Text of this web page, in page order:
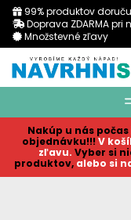
99% produktov
Doprava ZDARMA
Množstevné zľavy
Nakúp u nás
objednávku!!! V
zľavu. Vyber si
produktov, alebo si